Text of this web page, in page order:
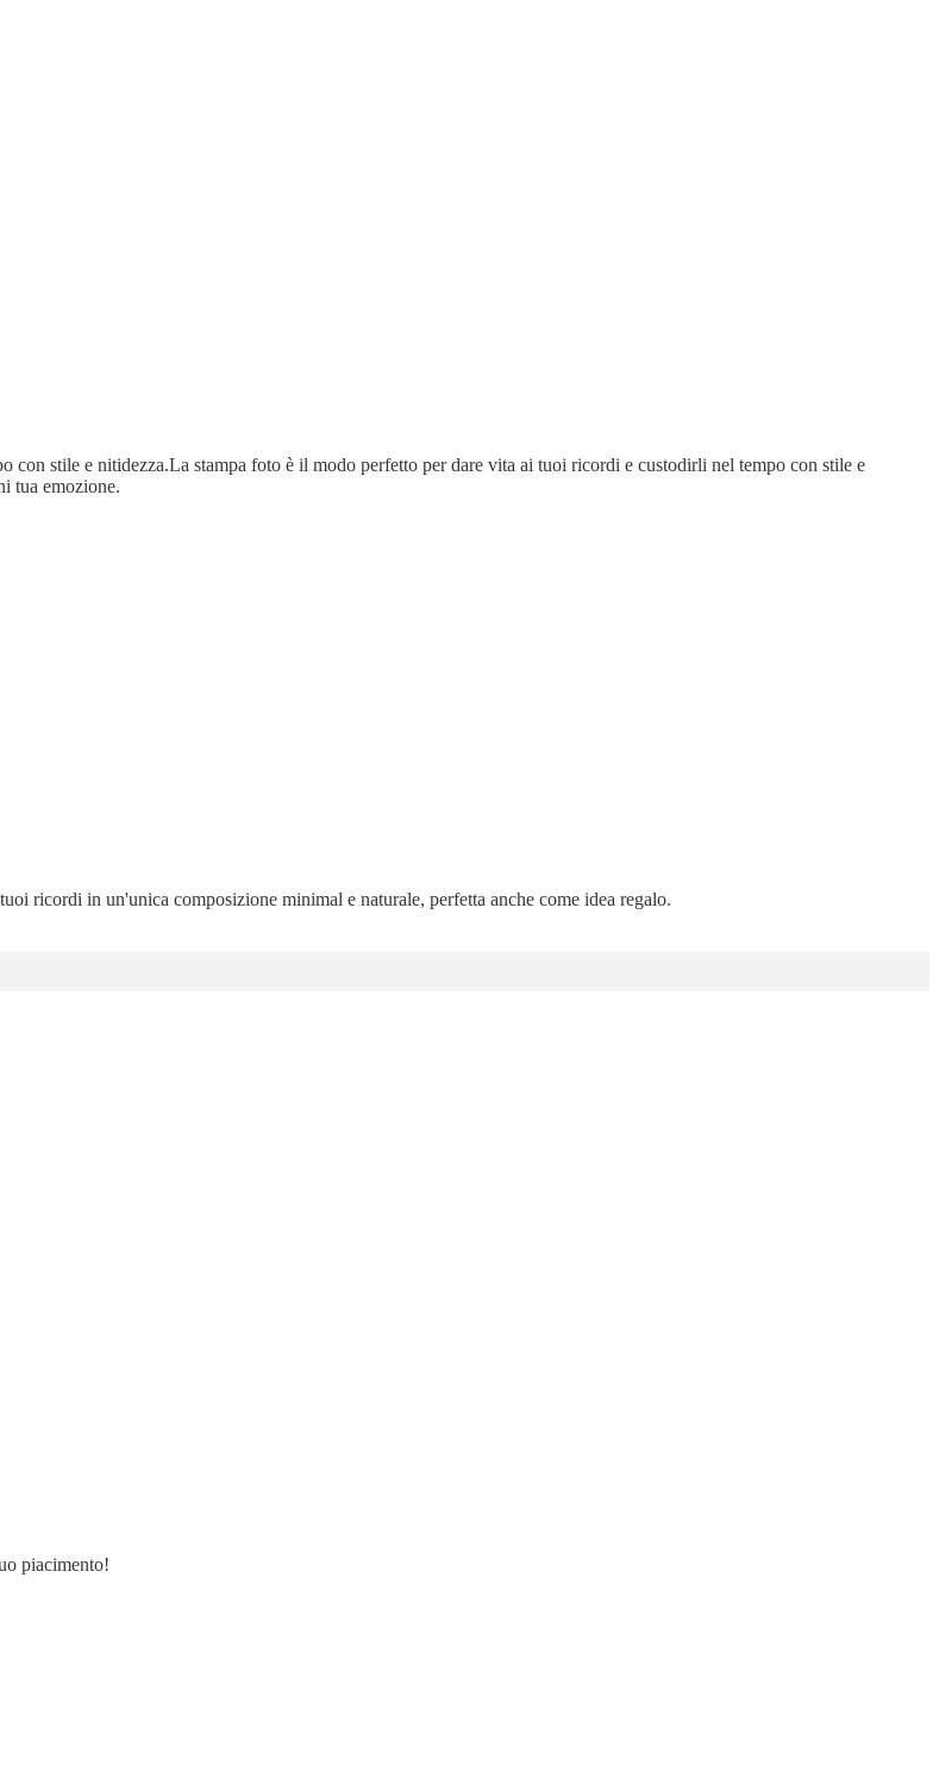
stile e nitidezza.La stampa foto è il modo perfetto per dare vita ai tuoi ricordi e custodirli nel tempo con stile e
tua emozione.
ricordi in un'unica composizione minimal e naturale, perfetta anche come idea regalo.
piacimento!